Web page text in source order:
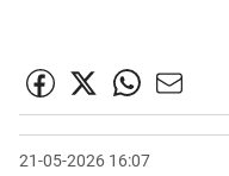
21-05-2026 16:07